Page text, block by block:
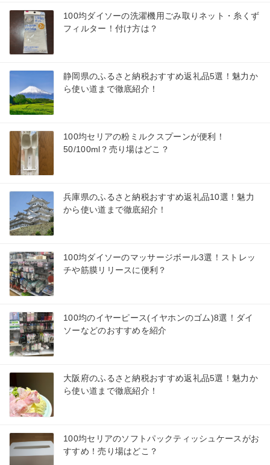
100均ダイソーの洗濯機用ごみ取りネット・糸くず
フィルター！付け方は？
静岡県のふるさと納税おすすめ返礼品5選！魅力か
ら使い道まで徹底紹介！
100均セリアの粉ミルクスプーンが便利！
50/100ml？売り場はどこ？
兵庫県のふるさと納税おすすめ返礼品10選！魅力
から使い道まで徹底紹介！
100均ダイソーのマッサージボール3選！ストレッ
チや筋膜リリースに便利？
100均のイヤーピース(イヤホンのゴム)8選！ダイ
ソーなどのおすすめを紹介
大阪府のふるさと納税おすすめ返礼品5選！魅力か
ら使い道まで徹底紹介！
100均セリアのソフトパックティッシュケースがお
すすめ！売り場はどこ？